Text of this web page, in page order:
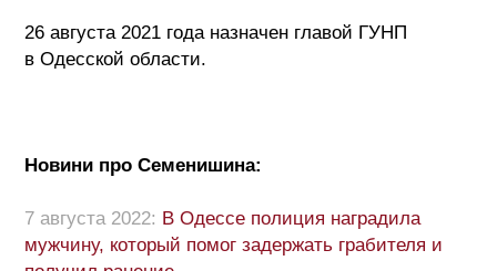
26 августа 2021 года назначен главой ГУНП
в Одесской области.
Новини про Семенишина:
7 августа 2022: В Одессе полиция наградила
мужчину, который помог задержать грабителя и